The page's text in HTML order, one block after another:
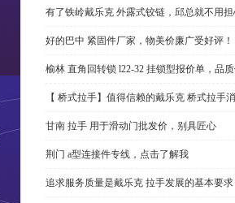
有了铁岭戴乐克 外露式铰链，邱总就不用
好的巴中 紧固件厂家，物美价廉广受好评！
榆林 直角回转锁 l22-32 挂锁型报价单，品
【 桥式拉手】值得信赖的戴乐克 桥式拉手
甘南 拉手 用于滑动门批发价，别具匠心
荆门 a型连接件专线，点击了解我
追求服务质量是戴乐克 拉手发展的基本要求